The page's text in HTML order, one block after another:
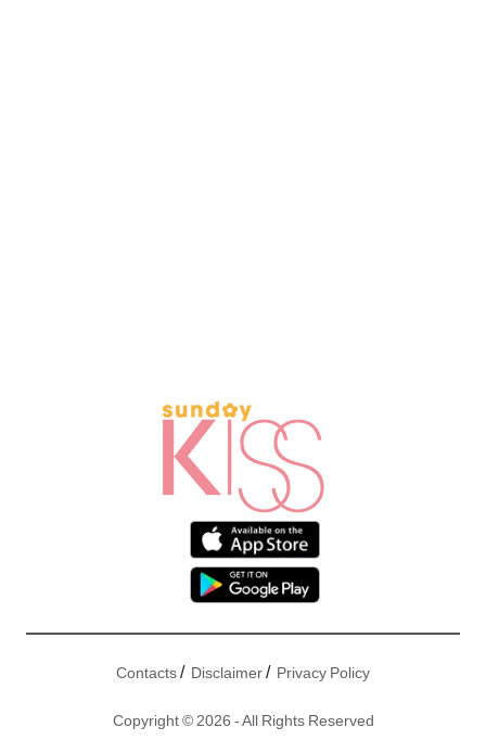
Contacts/ Disclaimer/ Privacy Policy
Copyright © 2026 - All Rights Reserved